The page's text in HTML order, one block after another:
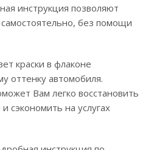
инструкция позволяют
без помощи
краски в флаконе
оттенку автомобиля.
Вам легко восстановить
сэкономить на услугах